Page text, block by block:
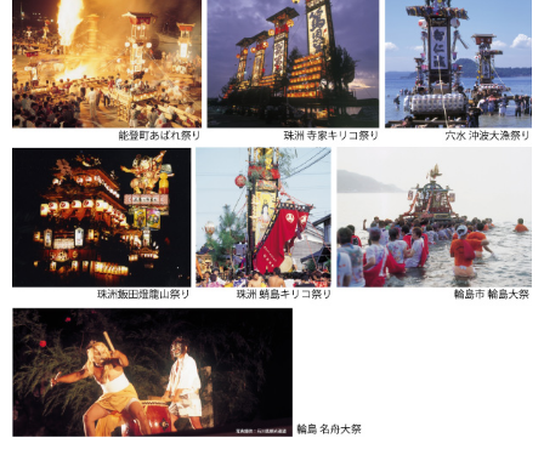
2026/05/14
よもやま話
法被・半纏の魅力
法被・半纏の多くはお祭りの時に使用することが多いと思います
が、もう一つの多い使用方法はお店や商品のPRにあります。これ
は江戸後期、明治時代からも見られ商店の「六尺広告」ともよば
れ法被・半纏に屋号をいれて宣伝したり、独特な […]
2013/10/17
法被・はっぴ・はんてん・印半纏
本染めについて
昔からある色を作り出す技術も進化を繰り返し現在に生きていま
す。 色は常に時代にあった色彩を求められています。 科学の力と
進化によって生まれた色彩は、昔」ながらの彩を忠実に再現しま